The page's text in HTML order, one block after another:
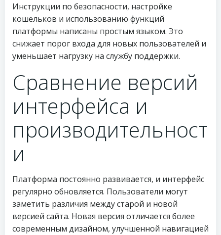
Инструкции по безопасности, настройке
кошельков и использованию функций
платформы написаны простым языком. Это
снижает порог входа для новых пользователей и
уменьшает нагрузку на службу поддержки.
Сравнение версий
интерфейса и
производительност
и
Платформа постоянно развивается, и интерфейс
регулярно обновляется. Пользователи могут
заметить различия между старой и новой
версией сайта. Новая версия отличается более
современным дизайном, улучшенной навигацией